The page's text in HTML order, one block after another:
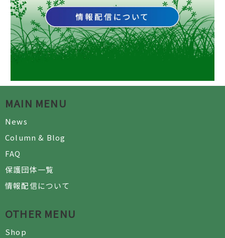
MAIN MENU
News
Column & Blog
FAQ
保護団体一覧
情報配信について
OTHER MENU
Shop